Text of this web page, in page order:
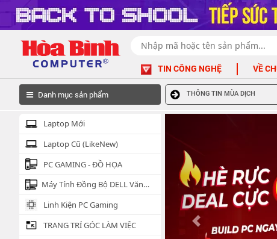
TIN CÔNG NGHỆ VỀ
Danh mục sản phẩm THÔNG TIN MÙA DỊCH
Laptop Mới
Laptop Cũ (LikeNew)
PC GAMING - ĐỒ HỌA
Máy Tính Đồng Bộ DELL Văn
Linh Kiện PC Gaming
TRANG TRÍ GÓC LÀM VIỆC